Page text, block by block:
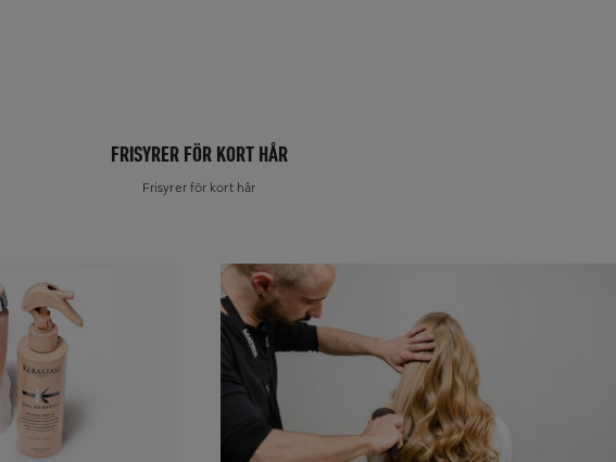
FRISYRER FÖR KORT HÅR
Frisyrer för kort hår